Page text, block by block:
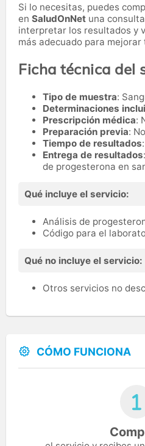
Si lo necesitas, puedes
en SaludOnNet una
interpretar los resultados y
más adecuado para mejorar
Ficha técnica del
Tipo de muestra:
Determinaciones
Prescripción médica:
Preparación previa:
Tiempo de resultados
Entrega de resultados
de progesterona en
Qué incluye el servicio:
Análisis de
Código para el
Qué no incluye el servicio:
Otros servicios no
CÓMO FUNCIONA